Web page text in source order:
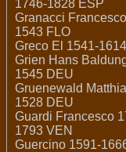
1746-1828 ESP
Granacci
1543 FLO
Greco El 1541-
Grien Hans
1545 DEU
Gruenewald
1528 DEU
Guardi Francesco
1793 VEN
Guercino 1591-